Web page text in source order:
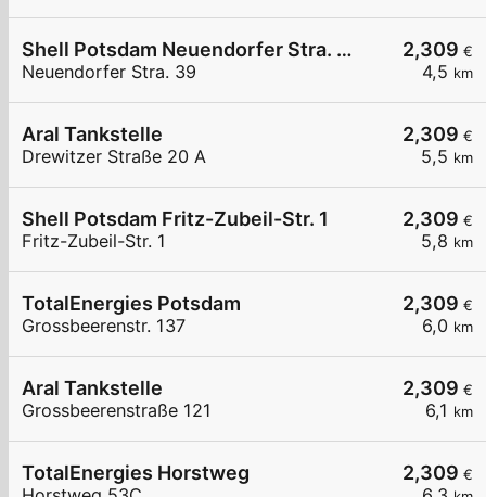
2,309 €
4,5 km
Shell Potsdam Neuendorfer Stra. 39
Neuendorfer Stra. 39
2,309 €
5,5 km
Aral Tankstelle
Drewitzer Straße 20 A
2,309 €
5,8 km
Shell Potsdam Fritz-Zubeil-Str. 1
Fritz-Zubeil-Str. 1
2,309 €
6,0 km
TotalEnergies Potsdam
Grossbeerenstr. 137
2,309 €
6,1 km
Aral Tankstelle
Grossbeerenstraße 121
2,309 €
TotalEnergies Horstweg